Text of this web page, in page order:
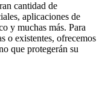
cantidad de
aplicaciones de
y muchas más. Para
o existentes, ofrecemos
que protegerán su